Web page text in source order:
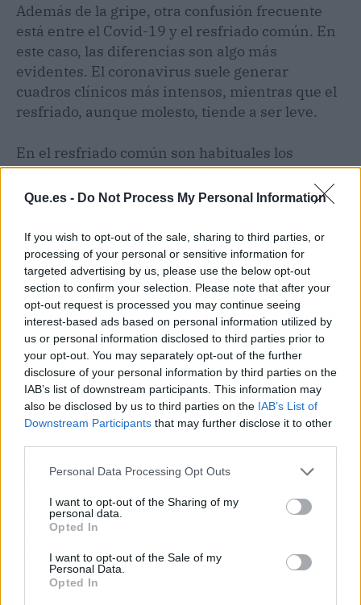
Que.es - Do Not Process My Personal Information
If you wish to opt-out of the sale, sharing to third parties, or
processing of your personal or sensitive information for
targeted advertising by us, please use the below opt-out
section to confirm your selection. Please note that after your
opt-out request is processed you may continue seeing
interest-based ads based on personal information utilized by
us or personal information disclosed to third parties prior to
your opt-out. You may separately opt-out of the further
disclosure of your personal information by third parties on the
IAB’s list of downstream participants. This information may
also be disclosed by us to third parties on the IAB’s List of
Downstream Participants that may further disclose it to other
Personal Data Processing Opt Outs
I want to opt-out of the Sharing of my
personal data.
Opted In
I want to opt-out of the Sale of my
Personal Data.
Opted In
Además de la gripe, otra confusión frecuente
está entre el Covid-19 y el resfriado común. En
este caso, las diferencias son algo más
evidentes. El coronavirus suele generar
cuadros clínicos más intensos, mientras que el
resfriado, aunque molesto, tiende a ser leve.
En el resfriado común son habituales los
estornudos, mientras que en el Covid-19 son
poco frecuentes, incluyendo lanueva cepa del
nasal como el dolor de garganta aparecen en
ambas enfermedades. Con Stratus,la ronquera
vuelve a ser la distintiva para diferenciarla. Los
expertos insisten en que la única manera
segura de confirmar o descartar un contagio de
coronavirus es mediante una prueba
diagnóstica.
Entre todos los signos que se han documentado
en Stratus, el que más destaca esla voz ronca
El doctor Gareth Nye insiste:
garganta y voz ronca, en comparación con otros
síntomas más generales como tos, fiebre”.
Además de estos, se han registrado otros
malestares como estornudos, secreción nasal,
problemas digestivos y agotamiento.